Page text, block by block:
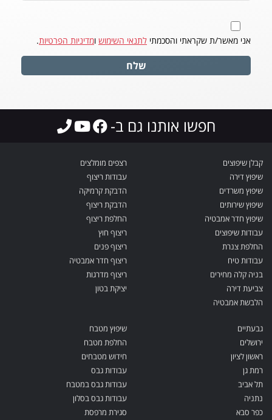
אני מאשר/ת שקראתי והסכמתי לתנאי השימוש ומדיניות הפרטיות.
שלח
חפשו אותנו גם ב-
קבלן שיפוצים
שיפוץ דירה
שיפוץ משרדים
שיפוץ שירותים
שיפוץ חדר אמבטיה
עבודות שיפוצים
החלפת צנרת
עבודות טיח
בניה קלה מחירים
צביעת דירה
הלבשת אמבטיה
רצפים מומלצים
עבודות ריצוף
הדבקת קרמיקה
הדבקת ריצוף
החלפת ריצוף
ריצוף חוץ
ריצוף פנים
ריצוף חדר אמבטיה
ריצוף מדרגות
יציקת בטון
גבעתיים
ירושלים
ראשון לציון
רמת גן
תל אביב
נתניה
כפר סבא
שיפוץ מטבח
החלפת מטבח
חידוש מטבחים
עבודות גבס
עבודות גבס במטבח
עבודות גבס בסלון
סגירת מרפסת